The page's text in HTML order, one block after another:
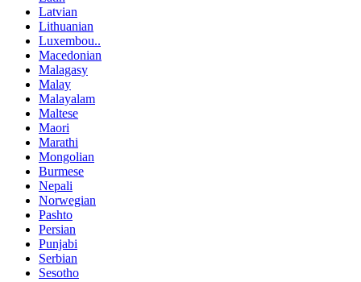
Latvian
Lithuanian
Luxembou..
Macedonian
Malagasy
Malay
Malayalam
Maltese
Maori
Marathi
Mongolian
Burmese
Nepali
Norwegian
Pashto
Persian
Punjabi
Serbian
Sesotho